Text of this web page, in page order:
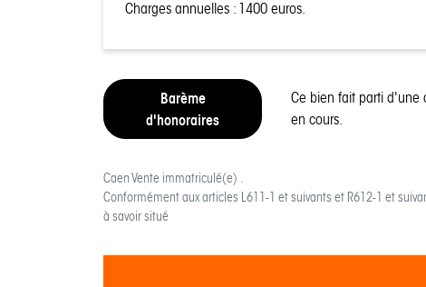
Charges annuelles : 1400 euros.
Barème
d'honoraires
Ce bien fait parti d'une
en cours.
Caen Vente immatriculé(e) .
Conformément aux articles L611-1 et suivants et R612-1 et
à savoir situé